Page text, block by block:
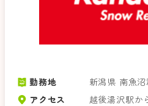
勤務地
新潟県 南魚
アクセス
越後湯沢駅か